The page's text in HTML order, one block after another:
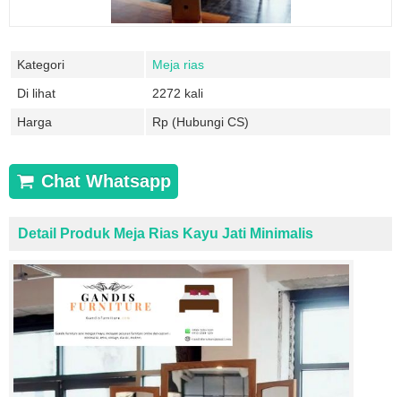
Kategori
Meja rias
Di lihat
2272 kali
Harga
Rp (Hubungi CS)
Chat Whatsapp
Detail Produk Meja Rias Kayu Jati Minimalis